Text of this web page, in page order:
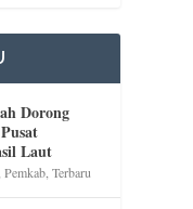
Dorong
Laut
Pemkab,Terbaru